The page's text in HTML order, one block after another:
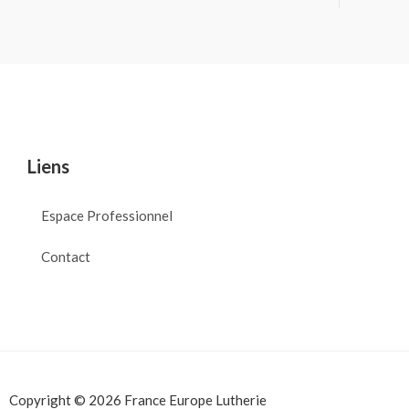
Liens
Espace Professionnel
Contact
Copyright © 2026 France Europe Lutherie